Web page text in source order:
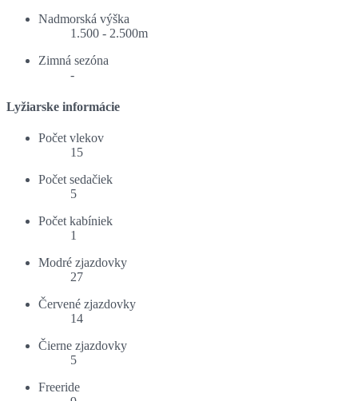
Nadmorská výška
1.500 - 2.500m
Zimná sezóna
-
Lyžiarske informácie
Počet vlekov
15
Počet sedačiek
5
Počet kabíniek
1
Modré zjazdovky
27
Červené zjazdovky
14
Čierne zjazdovky
5
Freeride